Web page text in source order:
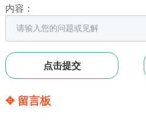
内容：
✥ 留言板